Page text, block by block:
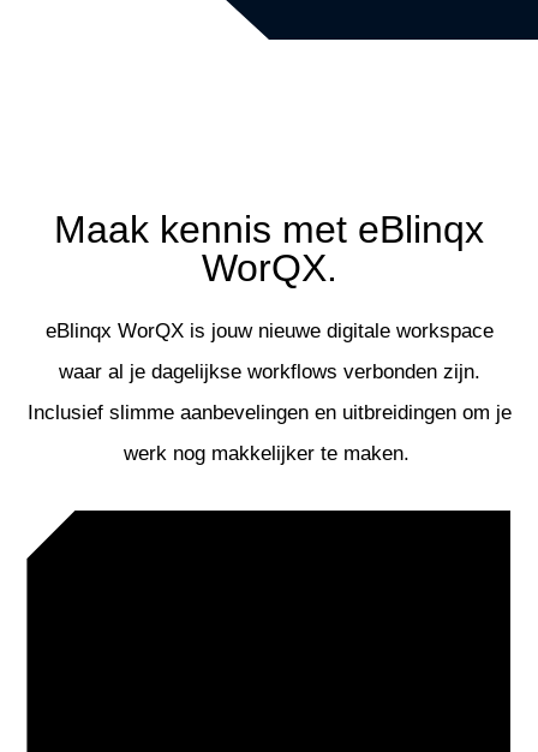
Maak kennis met eBlinqx
WorQX.
eBlinqx WorQX is jouw nieuwe digitale workspace
waar al je dagelijkse workflows verbonden zijn.
Inclusief slimme aanbevelingen en uitbreidingen om je
werk nog makkelijker te maken.